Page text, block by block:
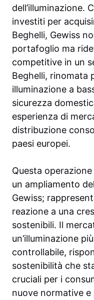
dell’illuminazione.
investiti per
Beghelli, Gewiss
portafoglio ma
competitive in un
Beghelli, rinomata
illuminazione a
sicurezza
esperienza di
distribuzione
paesi europei.
Questa
un ampliamento
Gewiss;
reazione a una
sostenibili. Il
un’illuminazione
controllabile,
sostenibilità che
cruciali per i
nuove normative